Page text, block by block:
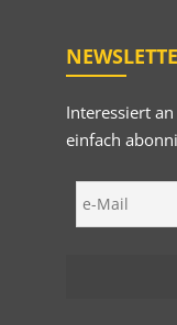
Interessiert
einfach